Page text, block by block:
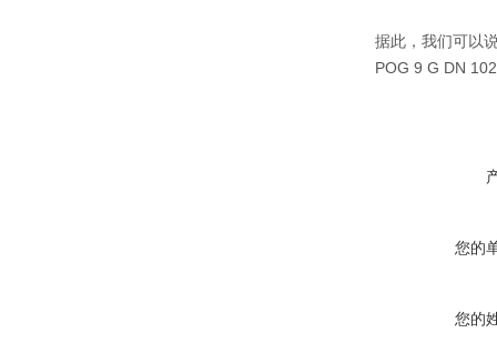
据此，我们可以
POG 9 G DN
您的
您的